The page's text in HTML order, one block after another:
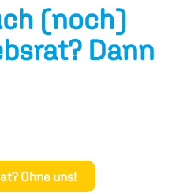
(noch)
Dann
Ohne uns!